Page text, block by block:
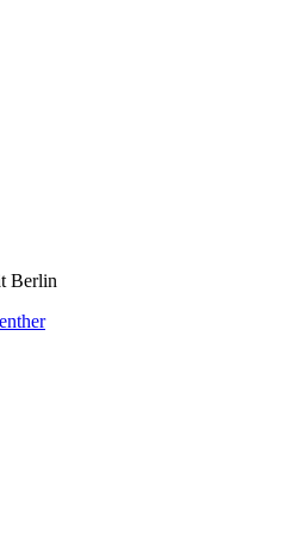
Berlin